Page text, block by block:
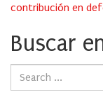
contribución en
Buscar